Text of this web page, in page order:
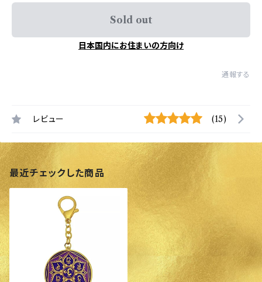
Sold out
日本国内にお住まいの方向け
通報する
レビュー (15)
最近チェックした商品